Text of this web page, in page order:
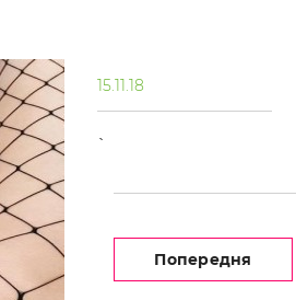
15.11.18
`
Попередня